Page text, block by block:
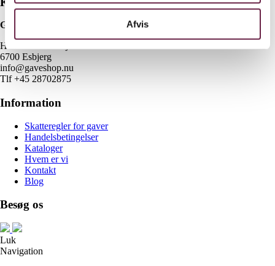
Afvis
Gaveshop.nu
H E Bluhmes Vej 53
6700 Esbjerg
info@gaveshop.nu
Tlf +45 28702875
Information
Skatteregler for gaver
Handelsbetingelser
Kataloger
Hvem er vi
Kontakt
Blog
Besøg os
Luk
Navigation